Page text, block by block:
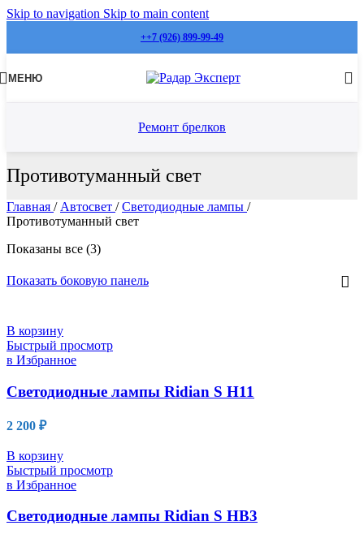
Skip to navigation Skip to main content
++7 (926) 899-99-49
МЕНЮ
Ремонт брелков
Противотуманный свет
Главная / Автосвет / Светодиодные лампы /
Противотуманный свет
Показаны все (3)
Показать боковую панель
В корзину
Быстрый просмотр
в Избранное
Светодиодные лампы Ridian S H11
2 200 ₽
В корзину
Быстрый просмотр
в Избранное
Светодиодные лампы Ridian S HB3